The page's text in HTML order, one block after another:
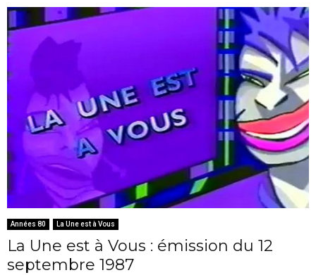
Années 80 La Une est à Vous
La Une est à Vous : émission du 12
septembre 1987